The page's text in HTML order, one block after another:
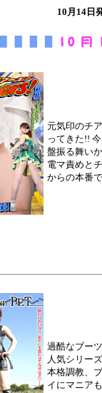
10月14
元気印のチ
ってきた!!
盤振る舞い
電マ責めと
からの本番
過酷なブー
人気シリー
本格調教、
イにマニア